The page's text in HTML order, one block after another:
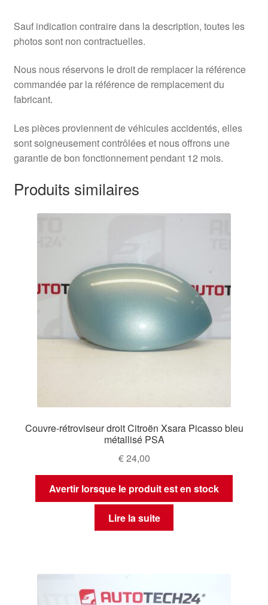
Sauf indication contraire dans la description, toutes les
photos sont non contractuelles.
Nous nous réservons le droit de remplacer la référence
commandée par la référence de remplacement du
fabricant.
Les pièces proviennent de véhicules accidentés, elles
sont soigneusement contrôlées et nous offrons une
garantie de bon fonctionnement pendant 12 mois.
Produits similaires
Couvre-rétroviseur droit Citroën Xsara Picasso bleu
métallisé PSA
€24,00
Avertir lorsque le produit est en stock
Lire la suite